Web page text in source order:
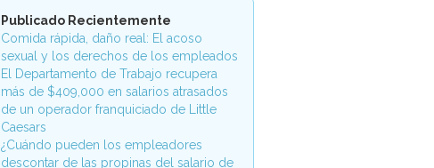
Publicado Recientemente
Comida rápida, daño real: El acoso
sexual y los derechos de los empleados
El Departamento de Trabajo recupera
más de $409,000 en salarios atrasados
de un operador franquiciado de Little
Caesars
¿Cuándo pueden los empleadores
descontar de las propinas del salario de